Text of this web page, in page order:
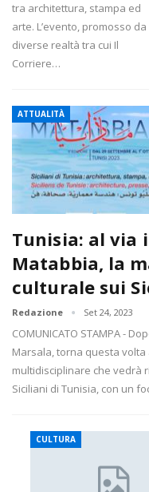
tra architettura, stampa ed
arte. L’evento, promosso da
diverse realtà tra cui Il
Corriere…
ATTUALITÀ
Tunisia: al via
Matabbia, la
culturale sui
Redazione Set 24, 2023
COMUNICATO STAMPA -
Marsala, torna questa
multidisciplinare che vedrà
Siciliani di Tunisia, con un
CULTURA